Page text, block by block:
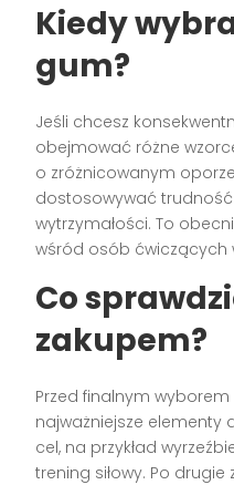
Kiedy
gum?
Jeśli chcesz
obejmować różne
o zróżnicowanym
dostosowywać trudność
wytrzymałości. To
wśród osób ćwiczących
Co
zakupem?
Przed finalnym
najważniejsze elementy
cel, na przykład
trening siłowy. Po